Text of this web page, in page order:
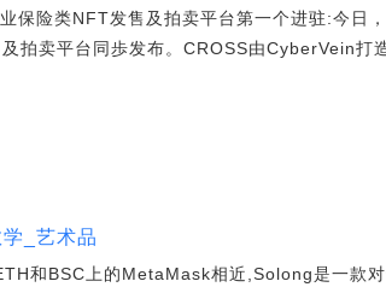
保险类NFT发售及拍卖平台第一个进驻:今日
拍卖平台同歩发布。CROSS由CyberVein打
_艺术品
和BSC上的MetaMask相近,Solong是一款